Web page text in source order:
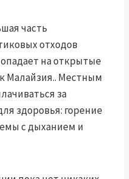
часть
отходов
на открытые
Малайзия.. Местным
за
здоровья: горение
с дыханием и